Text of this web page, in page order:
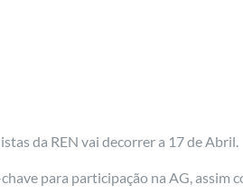
da REN vai decorrer a 17 de Abril.
para participação na AG, assim